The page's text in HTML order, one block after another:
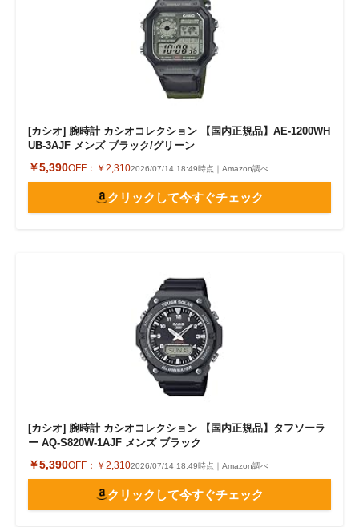
[カシオ] 腕時計 カシオコレクション 【国内正規品】AE-1200WH
UB-3AJF メンズ ブラック/グリーン
￥5,390OFF： ￥2,3102026/07/14 18:49時点｜Amazon調べ
クリックして今すぐチェック
[カシオ] 腕時計 カシオコレクション 【国内正規品】タフソーラ
ー AQ-S820W-1AJF メンズ ブラック
￥5,390OFF： ￥2,3102026/07/14 18:49時点｜Amazon調べ
クリックして今すぐチェック